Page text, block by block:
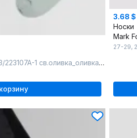
1 св.оливка_оливка_горчичный_рис.1663
3.68 $
Носки
Mark
27-29,